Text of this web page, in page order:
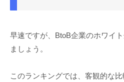
早速ですが、BtoB企業のホワイ
ましょう。
このランキングでは、客観的な比